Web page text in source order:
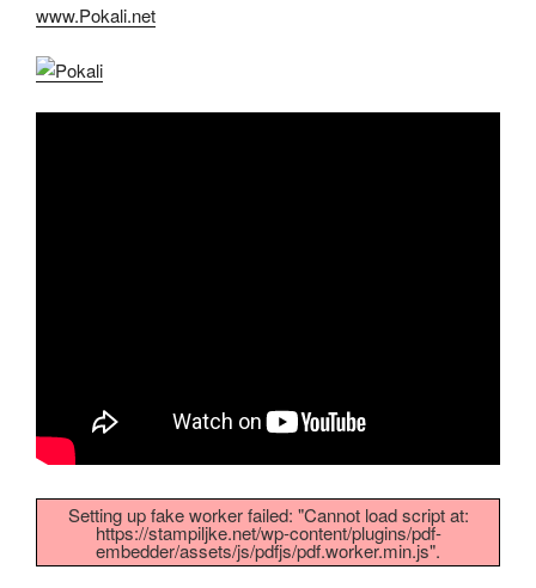
www.Pokali.net
Setting up fake worker failed: "Cannot load script at:
https://stampiljke.net/wp-content/plugins/pdf-
embedder/assets/js/pdfjs/pdf.worker.min.js".